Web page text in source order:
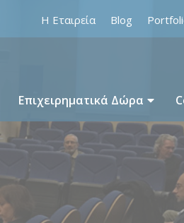
Η Εταιρεία Blog
Επιχειρηματικά Δώρα